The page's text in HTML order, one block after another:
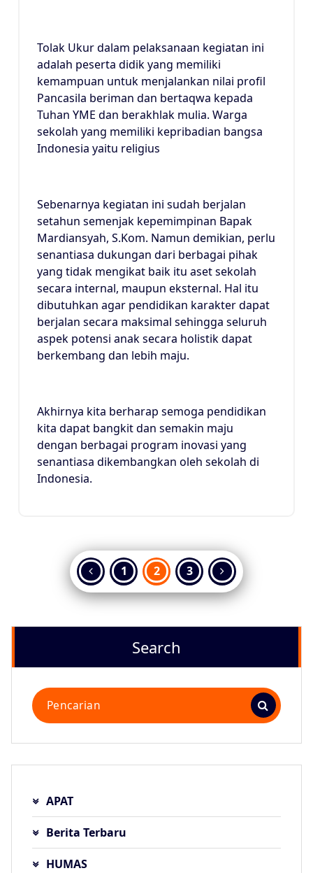
Tolak Ukur dalam pelaksanaan kegiatan ini
adalah peserta didik yang memiliki
kemampuan untuk menjalankan nilai profil
Pancasila beriman dan bertaqwa kepada
Tuhan YME dan berakhlak mulia. Warga
sekolah yang memiliki kepribadian bangsa
Indonesia yaitu religius
Sebenarnya kegiatan ini sudah berjalan
setahun semenjak kepemimpinan Bapak
Mardiansyah, S.Kom. Namun demikian, perlu
senantiasa dukungan dari berbagai pihak
yang tidak mengikat baik itu aset sekolah
secara internal, maupun eksternal. Hal itu
dibutuhkan agar pendidikan karakter dapat
berjalan secara maksimal sehingga seluruh
aspek potensi anak secara holistik dapat
berkembang dan lebih maju.
Akhirnya kita berharap semoga pendidikan
kita dapat bangkit dan semakin maju
dengan berbagai program inovasi yang
senantiasa dikembangkan oleh sekolah di
Indonesia.
Paginasi
pos
1 2 3
Search
Pencarian
untuk:
APAT
Berita Terbaru
HUMAS